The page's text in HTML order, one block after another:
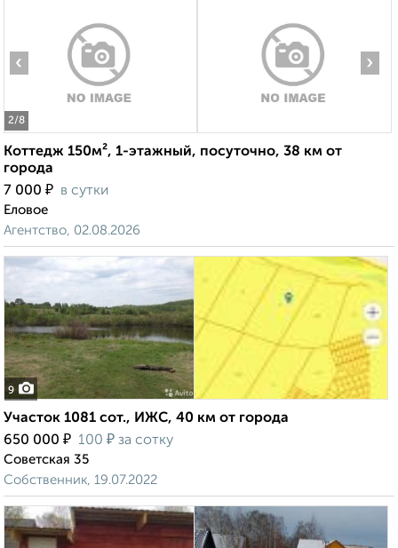
2/8
‹ ›
Коттедж 150м², 1-этажный, посуточно, 38 км от
города
7 000 ₽ в сутки
Еловое
Агентство, 02.08.2026
9
Участок 1081 сот., ИЖС, 40 км от города
650 000 ₽ 100 ₽ за сотку
Советская 35
Собственник, 19.07.2022